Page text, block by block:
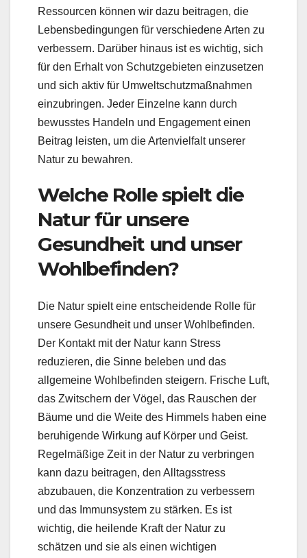
Ressourcen können wir dazu beitragen, die
Lebensbedingungen für verschiedene Arten zu
verbessern. Darüber hinaus ist es wichtig, sich
für den Erhalt von Schutzgebieten einzusetzen
und sich aktiv für Umweltschutzmaßnahmen
einzubringen. Jeder Einzelne kann durch
bewusstes Handeln und Engagement einen
Beitrag leisten, um die Artenvielfalt unserer
Natur zu bewahren.
Welche Rolle spielt die
Natur für unsere
Gesundheit und unser
Wohlbefinden?
Die Natur spielt eine entscheidende Rolle für
unsere Gesundheit und unser Wohlbefinden.
Der Kontakt mit der Natur kann Stress
reduzieren, die Sinne beleben und das
allgemeine Wohlbefinden steigern. Frische Luft,
das Zwitschern der Vögel, das Rauschen der
Bäume und die Weite des Himmels haben eine
beruhigende Wirkung auf Körper und Geist.
Regelmäßige Zeit in der Natur zu verbringen
kann dazu beitragen, den Alltagsstress
abzubauen, die Konzentration zu verbessern
und das Immunsystem zu stärken. Es ist
wichtig, die heilende Kraft der Natur zu
schätzen und sie als einen wichtigen